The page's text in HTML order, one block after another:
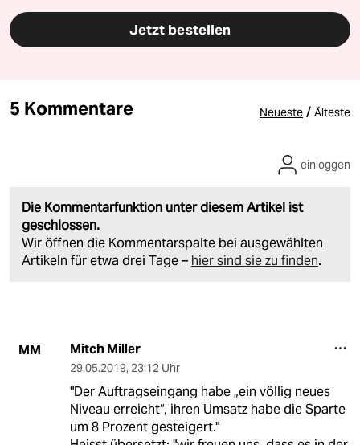
Jetzt bestellen
5 Kommentare Neueste / Älteste
Die Kommentarfunktion unter diesem Artikel ist
geschlossen.
Wir öffnen die Kommentarspalte bei ausgewählten
Artikeln für etwa drei Tage – hier sind sie zu finden.
einloggen
MM Mitch Miller
29.05.2019, 23:12 Uhr
"Der Auftragseingang habe „ein völlig neues
Niveau erreicht“, ihren Umsatz habe die Sparte
um 8 Prozent gesteigert."